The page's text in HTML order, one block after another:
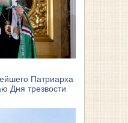
Патриарха
Дня трезвости